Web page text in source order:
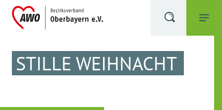
STILLE WEIHNACHT